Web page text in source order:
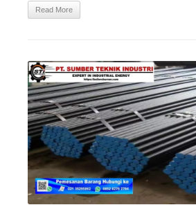
Read More